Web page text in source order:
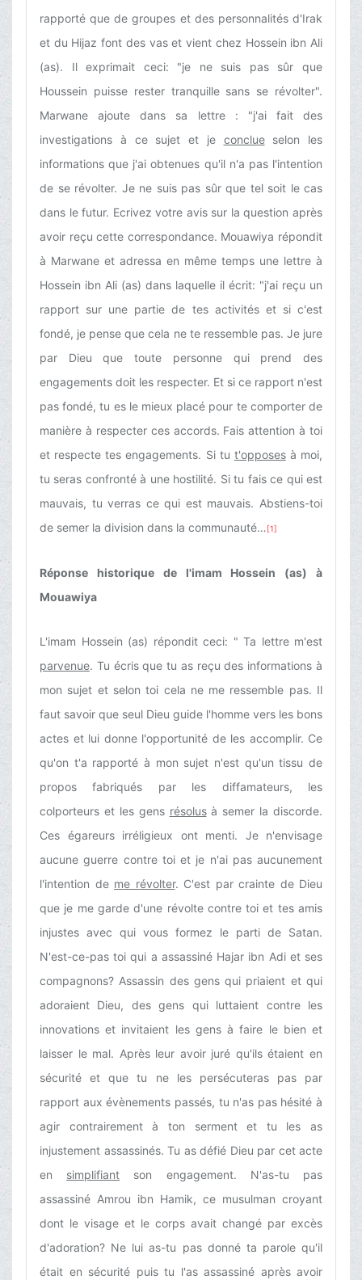
rapporté que de groupes et des personnalités d'Irak
et du Hijaz font des vas et vient chez Hossein ibn Ali
(as). Il exprimait ceci: "je ne suis pas sûr que
Houssein puisse rester tranquille sans se révolter".
Marwane ajoute dans sa lettre : "j'ai fait des
investigations à ce sujet et je conclueselon les
informations que j'ai obtenues qu'il n'a pas l'intention
de se révolter. Je ne suis pas sûr que tel soit le cas
dans le futur. Ecrivez votre avis sur la question après
avoir reçu cette correspondance. Mouawiya répondit
à Marwane et adressa en même temps une lettre à
Hossein ibn Ali (as) dans laquelle il écrit: "j'ai reçu un
rapport sur une partie de tes activités et si c'est
fondé, je pense que cela ne te ressemble pas. Je jure
par Dieu que toute personne qui prend des
engagements doit les respecter. Et si ce rapport n'est
pas fondé, tu es le mieux placé pour te comporter de
manière à respecter ces accords. Fais attention à toi
et respecte tes engagements. Si tu t'opposesà moi,
tu seras confronté à une hostilité. Si tu fais ce qui est
mauvais, tu verras ce qui est mauvais. Abstiens-toi
de semer la division dans la communauté… [1]
Réponse historique de l'imam Hossein (as) à
Mouawiya
L'imam Hossein (as) répondit ceci: " Ta lettre m'est
parvenue. Tu écris que tu as reçu des informations à
mon sujet et selon toi cela ne me ressemble pas. Il
faut savoir que seul Dieu guide l'homme vers les bons
actes et lui donne l'opportunité de les accomplir. Ce
qu'on t'a rapporté à mon sujet n'est qu'un tissu de
propos fabriqués par les diffamateurs, les
colporteurs et les gens résolusà semer la discorde.
Ces égareurs irréligieux ont menti. Je n'envisage
aucune guerre contre toi et je n'ai pas aucunement
l'intention de me révolter. C'est par crainte de Dieu
que je me garde d'une révolte contre toi et tes amis
injustes avec qui vous formez le parti de Satan.
N'est-ce-pas toi qui a assassiné Hajar ibn Adi et ses
compagnons? Assassin des gens qui priaient et qui
adoraient Dieu, des gens qui luttaient contre les
innovations et invitaient les gens à faire le bien et
laisser le mal. Après leur avoir juré qu'ils étaient en
sécurité et que tu ne les persécuteras pas par
rapport aux évènements passés, tu n'as pas hésité à
agir contrairement à ton serment et tu les as
injustement assassinés. Tu as défié Dieu par cet acte
en simplifiant son engagement. N'as-tu pas
assassiné Amrou ibn Hamik, ce musulman croyant
dont le visage et le corps avait changé par excès
d'adoration? Ne lui as-tu pas donné ta parole qu'il
était en sécurité puis tu l'as assassiné après avoir